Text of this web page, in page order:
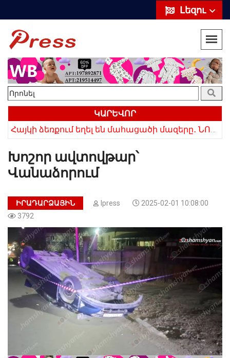
Լեզու
ԿԱՐԵՎՈՐ
Խոշոր ավտովթար՝
Վանաձորում
ԻՐԱԴԱՐՁԱՅԻՆ Ipress
2025-02-01 10:08:00
3792